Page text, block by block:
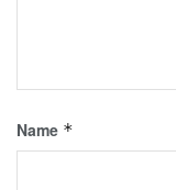
Name *